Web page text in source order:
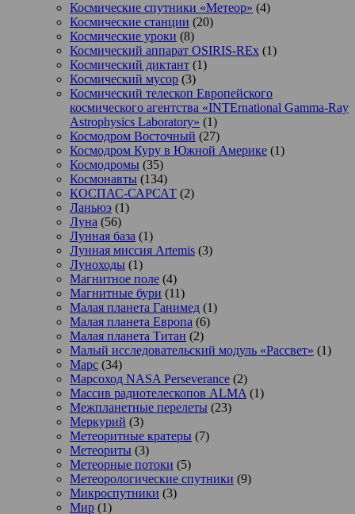
Космические спутники «Метеор» (4)
Космические станции (20)
Космические уроки (8)
Космический аппарат OSIRIS-REx (1)
Космический диктант (1)
Космический мусор (3)
Космический телескоп Европейского
космического агентства «INTErnational Gamma-Ray
Astrophysics Laboratory» (1)
Космодром Восточный (27)
Космодром Куру в Южной Америке (1)
Космодромы (35)
Космонавты (134)
КОСПАС-САРСАТ (2)
Ланьюэ (1)
Луна (56)
Лунная база (1)
Лунная миссия Artemis (3)
Луноходы (1)
Магнитное поле (4)
Магнитные бури (11)
Малая планета Ганимед (1)
Малая планета Европа (6)
Малая планета Титан (2)
Малый исследовательский модуль «Рассвет» (1)
Марс (34)
Марсоход NASA Perseverance (2)
Массив радиотелескопов ALMA (1)
Межпланетные перелеты (23)
Меркурий (3)
Метеоритные кратеры (7)
Метеориты (3)
Метеорные потоки (5)
Метеорологические спутники (9)
Микроспутники (3)
Мир (1)